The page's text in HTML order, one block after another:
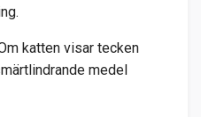
katten visar tecken
medel